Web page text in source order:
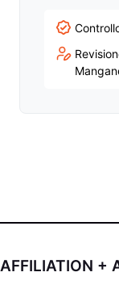
AFFILIATION +